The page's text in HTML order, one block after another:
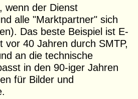
wenn der Dienst
alle "Marktpartner" sich
Das beste Beispiel ist E-
vor 40 Jahren durch SMTP,
an die technische
in den 90-iger Jahren
für Bilder und